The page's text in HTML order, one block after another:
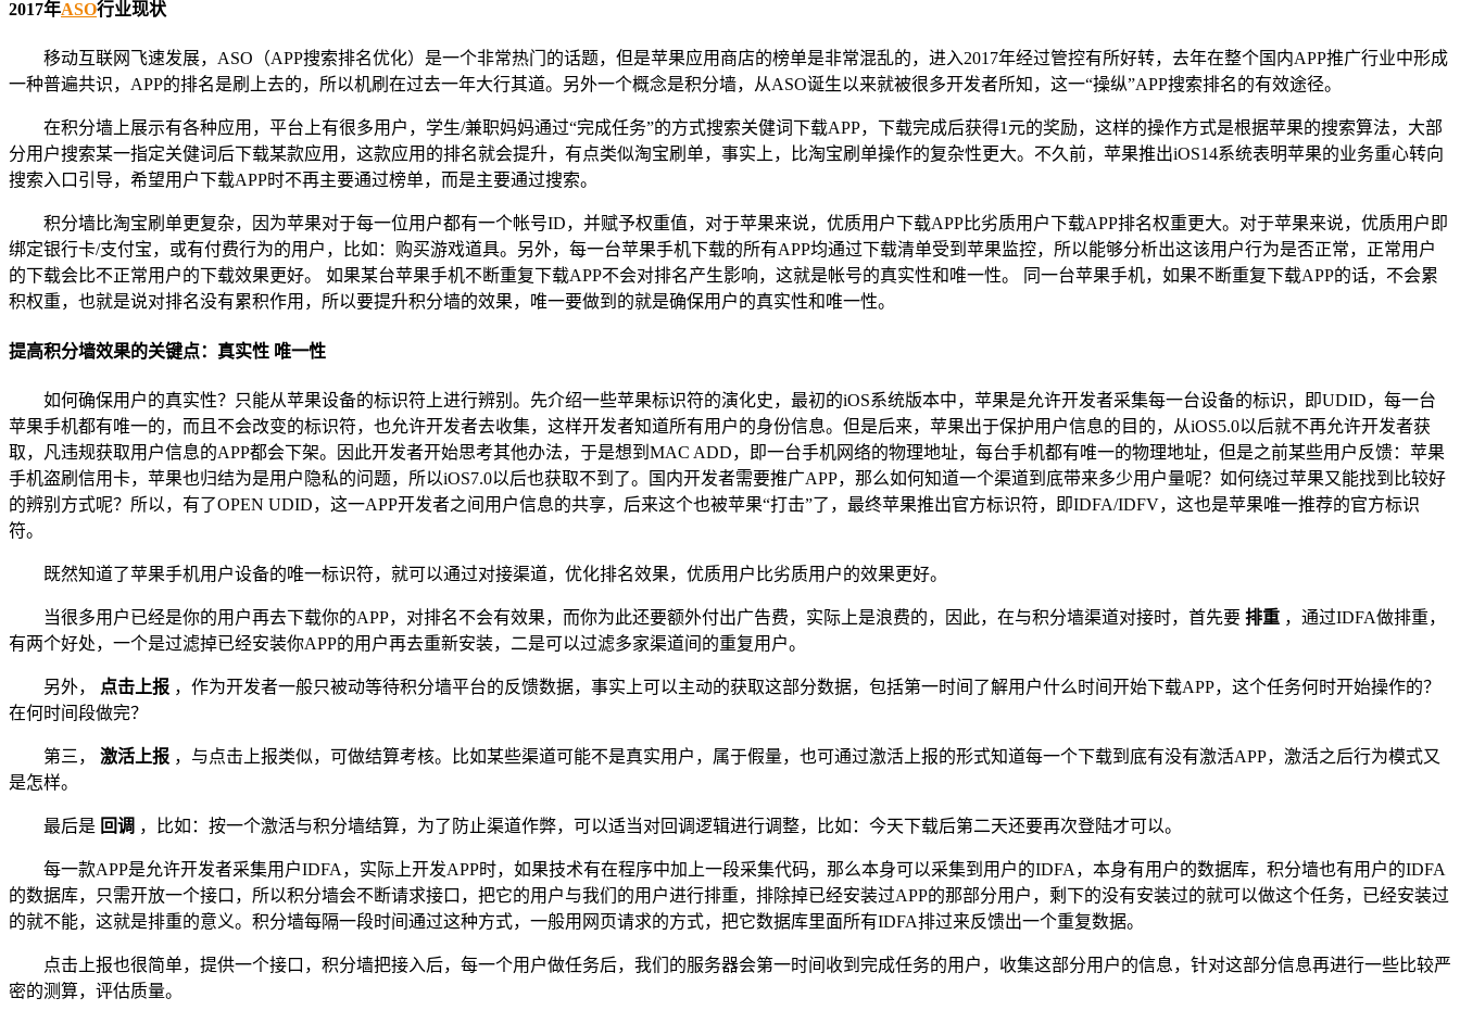
2017年ASO行业现状
移动互联网飞速发展，ASO（APP搜索排名优化）是一个非常热门的话题，但是苹果应用商店的榜单是非常混乱的，进入2017年经过管控有所好转，去年在整个国内APP推广行业中形成
一种普遍共识，APP的排名是刷上去的，所以机刷在过去一年大行其道。另外一个概念是积分墙，从ASO诞生以来就被很多开发者所知，这一“操纵”APP搜索排名的有效途径。
在积分墙上展示有各种应用，平台上有很多用户，学生/兼职妈妈通过“完成任务”的方式搜索关健词下载APP，下载完成后获得1元的奖励，这样的操作方式是根据苹果的搜索算法，大部
分用户搜索某一指定关健词后下载某款应用，这款应用的排名就会提升，有点类似淘宝刷单，事实上，比淘宝刷单操作的复杂性更大。不久前，苹果推出iOS14系统表明苹果的业务重心转向
搜索入口引导，希望用户下载APP时不再主要通过榜单，而是主要通过搜索。
积分墙比淘宝刷单更复杂，因为苹果对于每一位用户都有一个帐号ID，并赋予权重值，对于苹果来说，优质用户下载APP比劣质用户下载APP排名权重更大。对于苹果来说，优质用户即
绑定银行卡/支付宝，或有付费行为的用户，比如：购买游戏道具。另外，每一台苹果手机下载的所有APP均通过下载清单受到苹果监控，所以能够分析出这该用户行为是否正常，正常用户
的下载会比不正常用户的下载效果更好。 如果某台苹果手机不断重复下载APP不会对排名产生影响，这就是帐号的真实性和唯一性。 同一台苹果手机，如果不断重复下载APP的话，不会累
积权重，也就是说对排名没有累积作用，所以要提升积分墙的效果，唯一要做到的就是确保用户的真实性和唯一性。
提高积分墙效果的关键点：真实性 唯一性
如何确保用户的真实性？只能从苹果设备的标识符上进行辨别。先介绍一些苹果标识符的演化史，最初的iOS系统版本中，苹果是允许开发者采集每一台设备的标识，即UDID，每一台
苹果手机都有唯一的，而且不会改变的标识符，也允许开发者去收集，这样开发者知道所有用户的身份信息。但是后来，苹果出于保护用户信息的目的，从iOS5.0以后就不再允许开发者获
取，凡违规获取用户信息的APP都会下架。因此开发者开始思考其他办法，于是想到MAC ADD，即一台手机网络的物理地址，每台手机都有唯一的物理地址，但是之前某些用户反馈：苹果
手机盗刷信用卡，苹果也归结为是用户隐私的问题，所以iOS7.0以后也获取不到了。国内开发者需要推广APP，那么如何知道一个渠道到底带来多少用户量呢？如何绕过苹果又能找到比较好
的辨别方式呢？所以，有了OPEN UDID，这一APP开发者之间用户信息的共享，后来这个也被苹果“打击”了，最终苹果推出官方标识符，即IDFA/IDFV，这也是苹果唯一推荐的官方标识
符。
既然知道了苹果手机用户设备的唯一标识符，就可以通过对接渠道，优化排名效果，优质用户比劣质用户的效果更好。
当很多用户已经是你的用户再去下载你的APP，对排名不会有效果，而你为此还要额外付出广告费，实际上是浪费的，因此，在与积分墙渠道对接时，首先要 排重 ，通过IDFA做排重，
有两个好处，一个是过滤掉已经安装你APP的用户再去重新安装，二是可以过滤多家渠道间的重复用户。
另外， 点击上报 ，作为开发者一般只被动等待积分墙平台的反馈数据，事实上可以主动的获取这部分数据，包括第一时间了解用户什么时间开始下载APP，这个任务何时开始操作的？
在何时间段做完？
第三， 激活上报 ，与点击上报类似，可做结算考核。比如某些渠道可能不是真实用户，属于假量，也可通过激活上报的形式知道每一个下载到底有没有激活APP，激活之后行为模式又
是怎样。
最后是 回调 ，比如：按一个激活与积分墙结算，为了防止渠道作弊，可以适当对回调逻辑进行调整，比如：今天下载后第二天还要再次登陆才可以。
每一款APP是允许开发者采集用户IDFA，实际上开发APP时，如果技术有在程序中加上一段采集代码，那么本身可以采集到用户的IDFA，本身有用户的数据库，积分墙也有用户的IDFA
的数据库，只需开放一个接口，所以积分墙会不断请求接口，把它的用户与我们的用户进行排重，排除掉已经安装过APP的那部分用户，剩下的没有安装过的就可以做这个任务，已经安装过
的就不能，这就是排重的意义。积分墙每隔一段时间通过这种方式，一般用网页请求的方式，把它数据库里面所有IDFA排过来反馈出一个重复数据。
点击上报也很简单，提供一个接口，积分墙把接入后，每一个用户做任务后，我们的服务器会第一时间收到完成任务的用户，收集这部分用户的信息，针对这部分信息再进行一些比较严
密的测算，评估质量。